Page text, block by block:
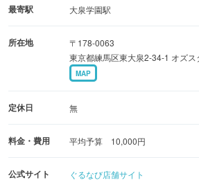
最寄駅 大泉学園駅
所在地
〒178-0063
東京都練馬区東大泉2-34-1 オズ
MAP
定休日 無
料金・費用 平均予算 10,000円
公式サイト ぐるなび店舗サイト